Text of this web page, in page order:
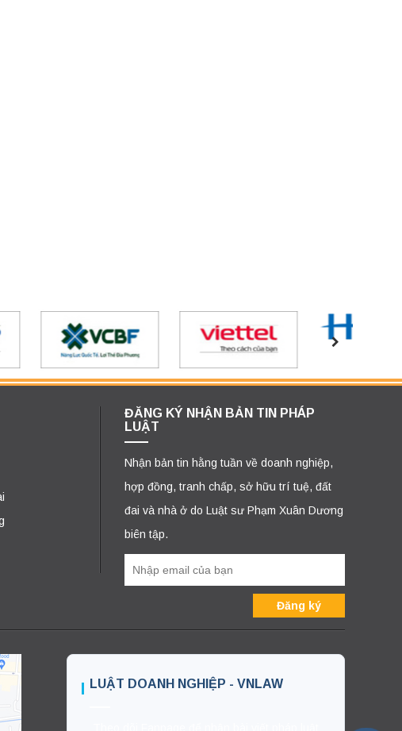
ĐĂNG KÝ NHẬN BẢN TIN PHÁP
LUẬT
Nhận bản tin hằng tuần về doanh nghiệp,
hợp đồng, tranh chấp, sở hữu trí tuệ, đất
đai và nhà ở do Luật sư Phạm Xuân Dương
biên tập.
LUẬT DOANH NGHIỆP - VNLAW